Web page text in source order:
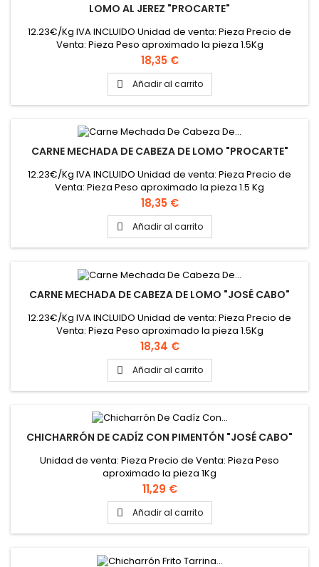
LOMO AL JEREZ "PROCARTE"
12.23€/Kg IVA INCLUIDO Unidad de venta: Pieza Precio de
Venta: Pieza Peso aproximado la pieza 1.5Kg
Precio
18,35 €
 Añadir al carrito
CARNE MECHADA DE CABEZA DE LOMO "PROCARTE"
12.23€/Kg IVA INCLUIDO Unidad de venta: Pieza Precio de
Venta: Pieza Peso aproximado la pieza 1.5 Kg
Precio
18,35 €
 Añadir al carrito
CARNE MECHADA DE CABEZA DE LOMO "JOSÉ CABO"
12.23€/Kg IVA INCLUIDO Unidad de venta: Pieza Precio de
Venta: Pieza Peso aproximado la pieza 1.5Kg
Precio
18,34 €
 Añadir al carrito
CHICHARRÓN DE CADÍZ CON PIMENTÓN "JOSÉ CABO"
Unidad de venta: Pieza Precio de Venta: Pieza Peso
aproximado la pieza 1Kg
Precio
11,29 €
 Añadir al carrito